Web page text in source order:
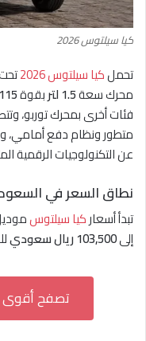
كيا سيلتوس 2026
تحملكيا سيلتوس 2026
محرك سعة1.5 لتر بقوة115 حصان
فئات أخرى بمحرك توربو،
متطور ونظام دفع أمامي،
عن التكنولوجيات الرقمية
نطاق السعر في
تبدأ أسعاركيا سيلتوسموديل
إلى103,500 ريال سعودي
تصفح أقوى